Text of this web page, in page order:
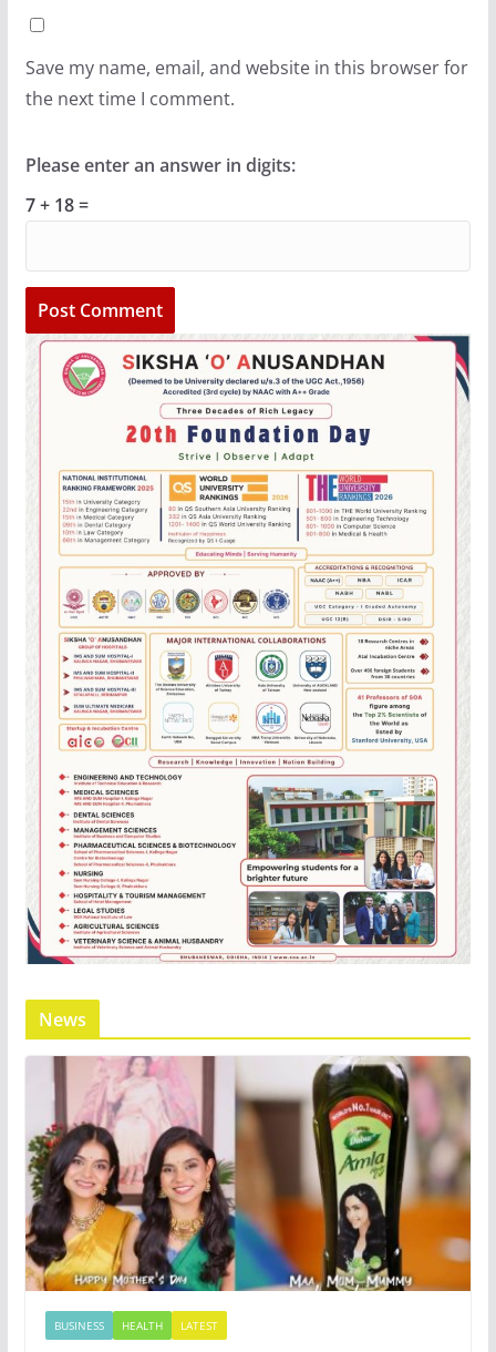
Save my name, email, and website in this browser for
the next time I comment.
Please enter an answer in digits:
7 + 18 =
News
BUSINESS HEALTH LATEST